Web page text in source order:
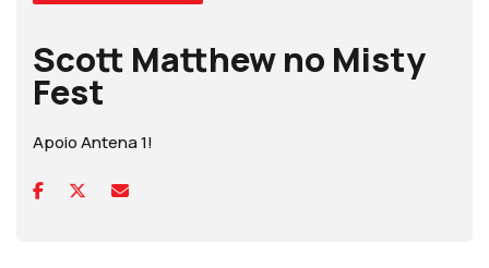
Scott Matthew no Misty
Fest
Apoio Antena 1!